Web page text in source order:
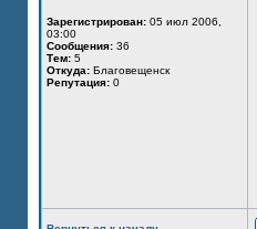
Зарегистрирован: 05 июл 2006,
03:00
Сообщения: 36
Тем: 5
Откуда: Благовещенск
Репутация: 0